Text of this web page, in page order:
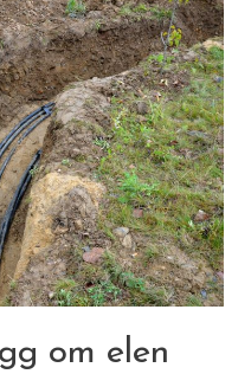
om elen